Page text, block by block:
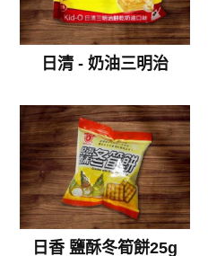
日清 - 奶油三明治
日香 鹽酥冬筍餅25g